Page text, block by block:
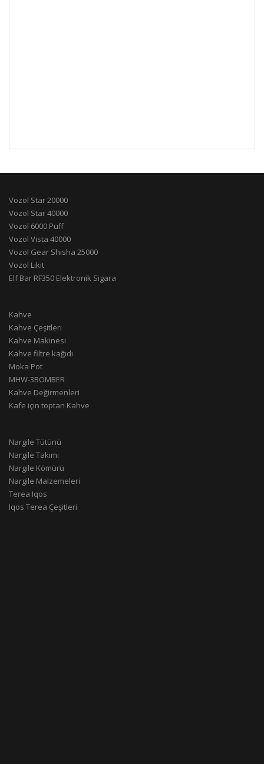
Vozol Star 20000
Vozol Star 40000
Vozol 6000 Puff
Vozol Vista 40000
Vozol Gear Shisha 25000
Vozol Likit
Elf Bar RF350 Elektronik Sigara
Kahve
Kahve Çeşitleri
Kahve Makinesi
Kahve filtre kağıdı
Moka Pot
MHW-3BOMBER
Kahve Değirmenleri
Kafe için toptan Kahve
Nargile Tütünü
Nargile Takımı
Nargile Kömürü
Nargile Malzemeleri
Terea Iqos
Iqos Terea Çeşitleri